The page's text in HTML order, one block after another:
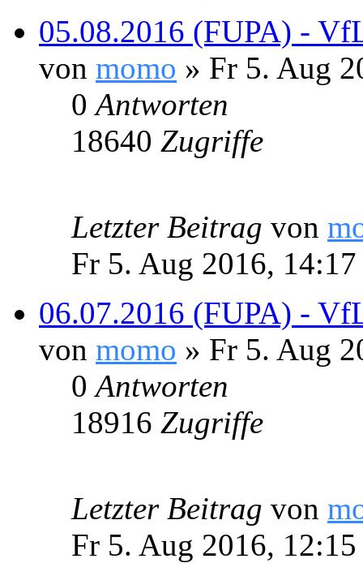
05.08.2016 (FUPA) -
von momo » Fr 5. Aug
0Antworten
18640 Zugriffe
Letzter Beitrag von
Fr 5. Aug 2016, 14:17
06.07.2016 (FUPA) -
von momo » Fr 5. Aug
0Antworten
18916 Zugriffe
Letzter Beitrag von
Fr 5. Aug 2016, 12:15